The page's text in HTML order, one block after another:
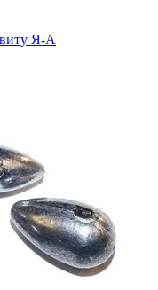
Я-А